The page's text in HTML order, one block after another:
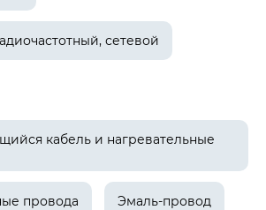
сетевой
кабель и нагревательные
провода Эмаль-провод